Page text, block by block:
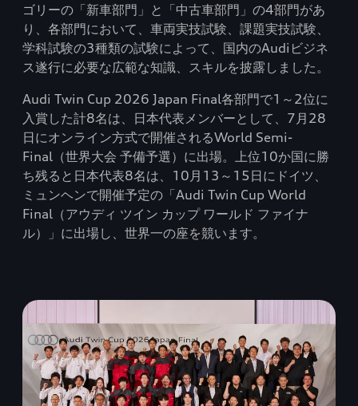
ゴリーの「新車部門」と「中古車部門」の4部門があ
り、各部門において、車両実技試験、課題実技試験、
学科試験の3種類の試験によって、国内のAudiビジネ
ス遂行に必要な広範な知識、スキルを披露しました。
Audi Twin Cup 2026 Japan Final各部門で1～2位に
入賞した計8名は、日本代表メンバーとして、7月28
日にオンライン方式で開催されるWorld Semi-
Final（世界大会 予備予選）に出場。上位10か国に勝
ち残ると日本代表8名は、10月13～15日にドイツ、
ミュンヘンで開催予定の「Audi Twin Cup World
Final（アウディ ツイン カップ ワールド ファイナ
ル）」に出場し、世界一の座を競います。